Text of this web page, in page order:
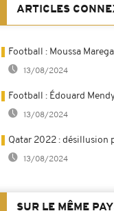
ARTICLES
Football : Moussa
13/08/2024
Football : Édouard
13/08/2024
Qatar 2022 : désillusion
13/08/2024
SUR LE MÊME